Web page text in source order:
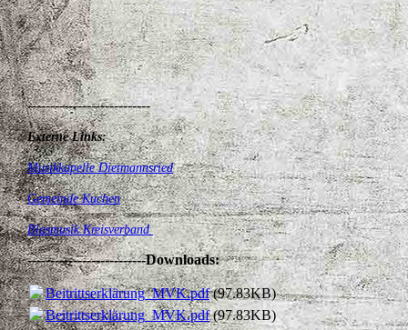
---------------------------
Externe Links:
Musikkapelle Dietmannsried
Gemeinde Kuchen
Blasmusik Kreisverband
--------------------------Downloads:
Beitrittserklärung_MVK.pdf(97.83KB)
Beitrittserklärung_MVK.pdf(97.83KB)